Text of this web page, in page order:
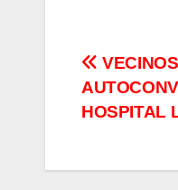
de
HOSPITAL